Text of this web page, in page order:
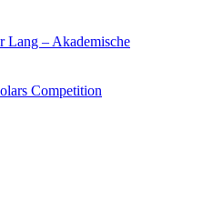
Lang – Akademische
Competition